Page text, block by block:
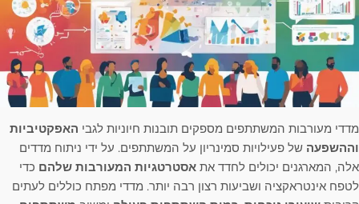
מדדי מעורבות המשתתפים מספקים תובנות חיוניות לגבי האפקטיביות
וההשפעה של פעילויות סמינריון על המשתתפים. על ידי ניתוח מדדים
אלה, המארגנים יכולים לחדד את אסטרטגיות המעורבות שלהם כדי
לטפח אינטראקציה ושביעות רצון רבה יותר. מדדי מפתח כוללים לעתים